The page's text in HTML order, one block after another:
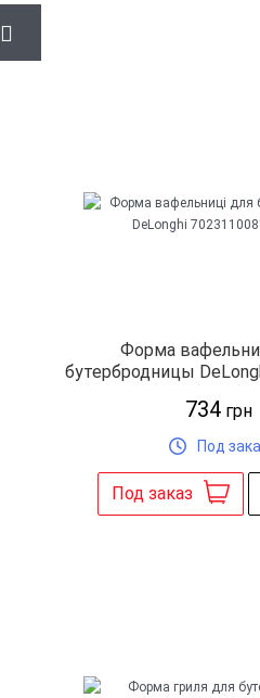
Форма
бутербродницы
734грн
Под
Под заказ